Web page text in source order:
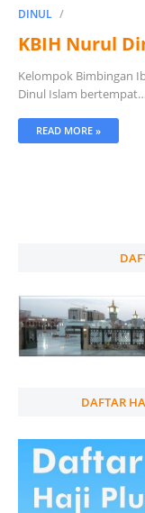
DINUL
KBIH Nurul
Kelompok Bimbingan
Dinul Islam bertempat…
READ MORE »
DAFTAR